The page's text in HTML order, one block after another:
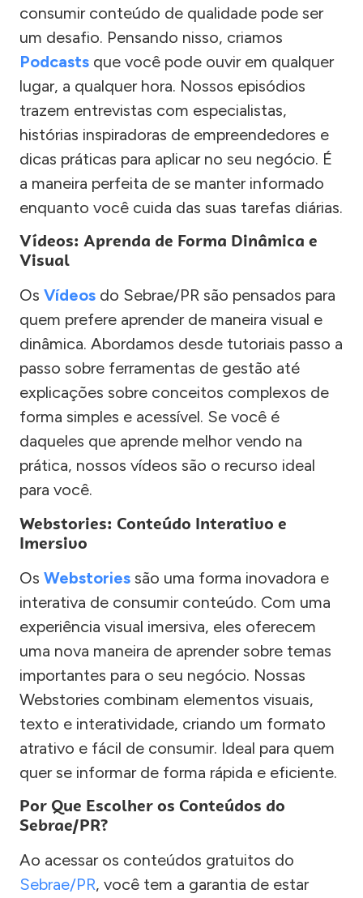
consumir conteúdo de qualidade pode ser
um desafio. Pensando nisso, criamos
Podcasts que você pode ouvir em qualquer
lugar, a qualquer hora. Nossos episódios
trazem entrevistas com especialistas,
histórias inspiradoras de empreendedores e
dicas práticas para aplicar no seu negócio. É
a maneira perfeita de se manter informado
enquanto você cuida das suas tarefas diárias.
Vídeos: Aprenda de Forma Dinâmica e
Visual
Os Vídeos do Sebrae/PR são pensados para
quem prefere aprender de maneira visual e
dinâmica. Abordamos desde tutoriais passo a
passo sobre ferramentas de gestão até
explicações sobre conceitos complexos de
forma simples e acessível. Se você é
daqueles que aprende melhor vendo na
prática, nossos vídeos são o recurso ideal
para você.
Webstories: Conteúdo Interativo e
Imersivo
Os Webstories são uma forma inovadora e
interativa de consumir conteúdo. Com uma
experiência visual imersiva, eles oferecem
uma nova maneira de aprender sobre temas
importantes para o seu negócio. Nossas
Webstories combinam elementos visuais,
texto e interatividade, criando um formato
atrativo e fácil de consumir. Ideal para quem
quer se informar de forma rápida e eficiente.
Por Que Escolher os Conteúdos do
Sebrae/PR?
Ao acessar os conteúdos gratuitos do
Sebrae/PR, você tem a garantia de estar